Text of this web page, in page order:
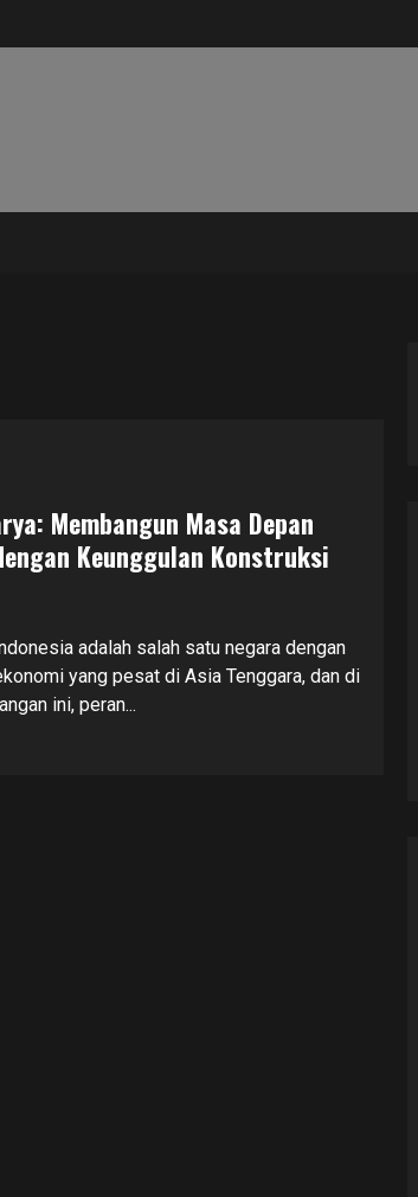
Membangun Masa Depan
Keunggulan Konstruksi
adalah salah satu negara dengan
yang pesat di Asia Tenggara, dan di
ini, peran...